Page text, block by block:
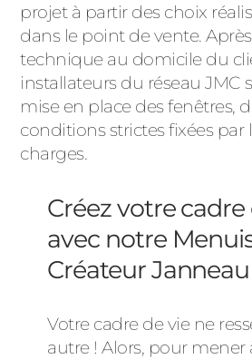
projet à partir des choix
dans le point de vente.
technique au domicile du
installateurs du réseau JMC
mise en place des fenêtres,
conditions strictes fixées par
charges.
Créez votre cadre
avec notre
Créateur Janneau
Votre cadre de vie ne
autre ! Alors, pour mener